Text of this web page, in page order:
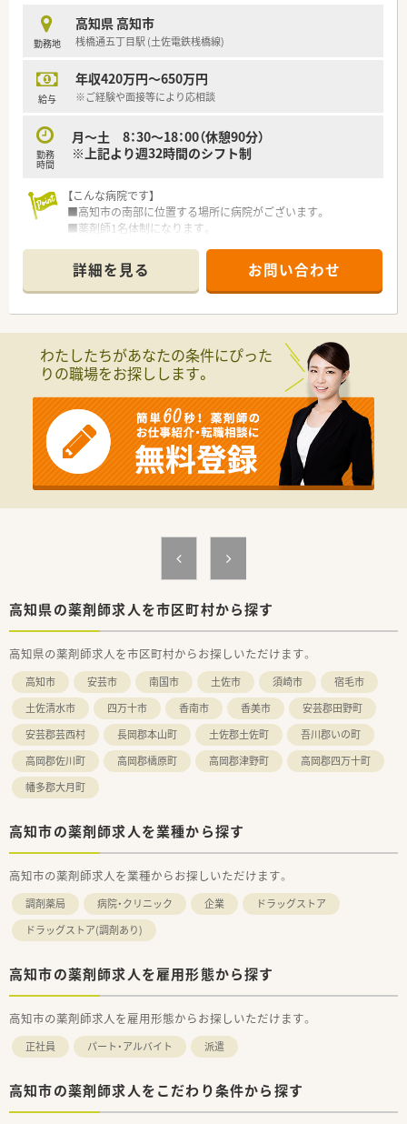
【こんな方におススメ】
■託児所がついている病院で勤務を行いたい方
■アクセスが良好な所が良い方
勤務地
高知県 高知市
桟橋通五丁目駅 (土佐電鉄桟橋線)
給与
年収420万円～650万円
※ご経験や面接等により応相談
勤務
時間
月～土 8：30～18：00（休憩90分）
※上記より週32時間のシフト制
【こんな病院です】
■高知市の南部に位置する場所に病院がございます。
■薬剤師1名体制になります。
【業務内容】
■午前中に7～8割の患者様が集中していますので、午後は比較
的にゆっくりとご勤務いただけます。
■複数科目を応需しておりますがメインは内科・外科・整形外科
調剤・監査等がメインです。
■カルテは紙を使っておりますが全自動分包機、Vマスも導入し
ております。
■注射薬も含めて480品目になります。
【研修制度】
■先輩社員よりOJT研修を実施頂きます。
■高知市南部に病院を構えており、中核病院として地域に根差し
た医療の実績がございます。
■病院運営の他に老人保健施設の運営も行っております。
■腰を据えてゆったり働きたい方
■地元の病院で勤務希望の方
などなどお問い合わせお待ちしております♪
詳細を見る お問い合わせ
わたしたちがあなたの条件にぴった
りの職場をお探しします。
高知県の薬剤師求人を市区町村から探す
高知県の薬剤師求人を市区町村からお探しいただけます。
高知市 安芸市 南国市 土佐市 須崎市
宿毛市
土佐清水市
四万十市 香南市 香美市
安芸郡田野町
安芸郡芸西村
長岡郡本山町 土佐郡土佐町
吾川郡いの町
高岡郡佐川町
高岡郡檮原町 高岡郡津野町
高岡郡四万十町
幡多郡大月町
高知市の薬剤師求人を業種から探す
高知市の薬剤師求人を業種からお探しいただけます。
調剤薬局 病院・クリニック 企業
ドラッグストア
ドラッグストア(調剤あり)
高知市の薬剤師求人を雇用形態から探す
高知市の薬剤師求人を雇用形態からお探しいただけます。
正社員 パート・アルバイト 派遣
高知市の薬剤師求人をこだわり条件から探す